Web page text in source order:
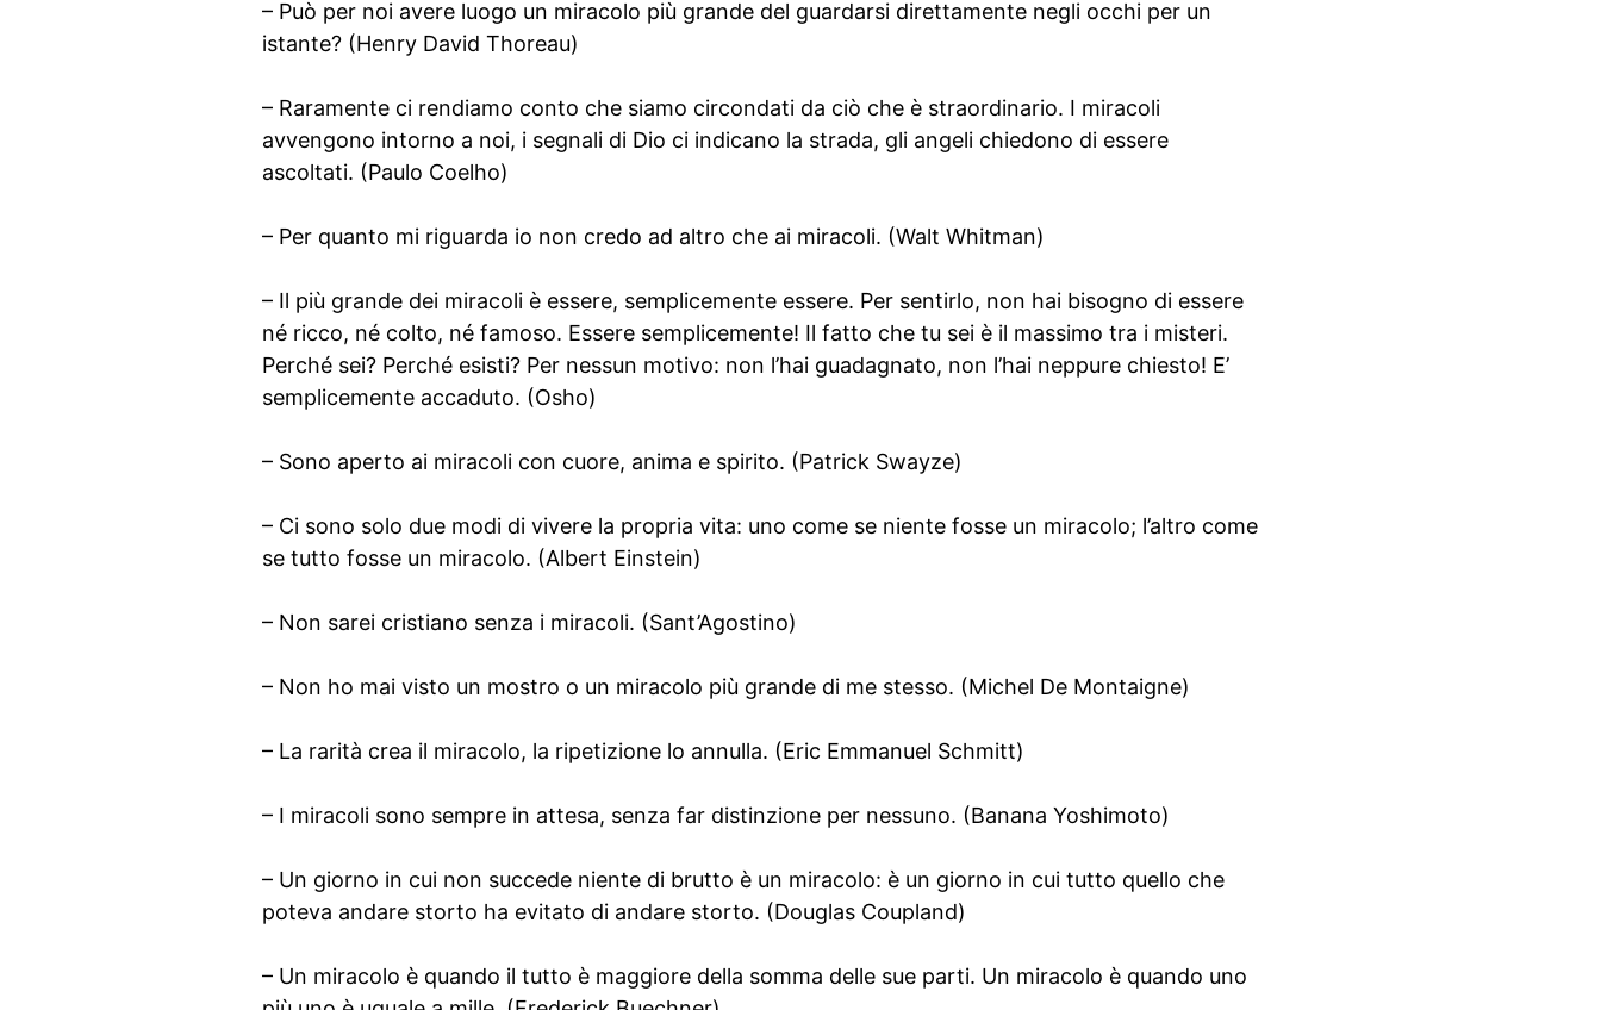
– Può per noi avere luogo un miracolo più grande del guardarsi direttamente negli occhi per un
istante? (Henry David Thoreau)
– Raramente ci rendiamo conto che siamo circondati da ciò che è straordinario. I miracoli
avvengono intorno a noi, i segnali di Dio ci indicano la strada, gli angeli chiedono di essere
ascoltati. (Paulo Coelho)
– Per quanto mi riguarda io non credo ad altro che ai miracoli. (Walt Whitman)
– Il più grande dei miracoli è essere, semplicemente essere. Per sentirlo, non hai bisogno di essere
né ricco, né colto, né famoso. Essere semplicemente! Il fatto che tu sei è il massimo tra i misteri.
Perché sei? Perché esisti? Per nessun motivo: non l’hai guadagnato, non l’hai neppure chiesto! E’
semplicemente accaduto. (Osho)
– Sono aperto ai miracoli con cuore, anima e spirito. (Patrick Swayze)
– Ci sono solo due modi di vivere la propria vita: uno come se niente fosse un miracolo; l’altro come
se tutto fosse un miracolo. (Albert Einstein)
– Non sarei cristiano senza i miracoli. (Sant’Agostino)
– Non ho mai visto un mostro o un miracolo più grande di me stesso. (Michel De Montaigne)
– La rarità crea il miracolo, la ripetizione lo annulla. (Eric Emmanuel Schmitt)
– I miracoli sono sempre in attesa, senza far distinzione per nessuno. (Banana Yoshimoto)
– Un giorno in cui non succede niente di brutto è un miracolo: è un giorno in cui tutto quello che
poteva andare storto ha evitato di andare storto. (Douglas Coupland)
– Un miracolo è quando il tutto è maggiore della somma delle sue parti. Un miracolo è quando uno